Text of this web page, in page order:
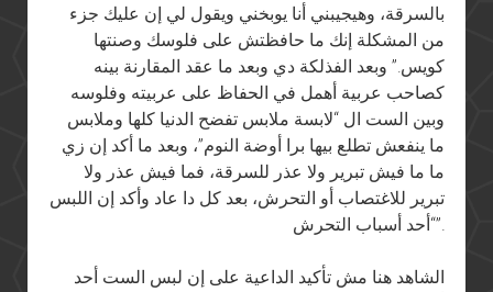
بالسرقة، وهيجيبني أنا يوبخني ويقول لي إن عليك جزء
من المشكلة إنك ما حافظتش على فلوسك وصنتها
كويس.” وبعد الفذلكة دي وبعد ما عقد المقارنة بينه
كصاحب عربية أهمل في الحفاظ على عربيته وفلوسه
وبين الست ال “لابسة ملابس تفضح الدنيا كلها وملابس
ما ينفعش تطلع بيها برا أوضة النوم”، وبعد ما أكد إن زي
ما ما فيش تبرير ولا عذر للسرقة، فما فيش عذر ولا
تبرير للاغتصاب أو التحرش، بعد كل دا عاد وأكد إن اللبس
“أحد أسباب التحرش”.
الشاهد هنا مش تأكيد الداعية على إن لبس الست أحد